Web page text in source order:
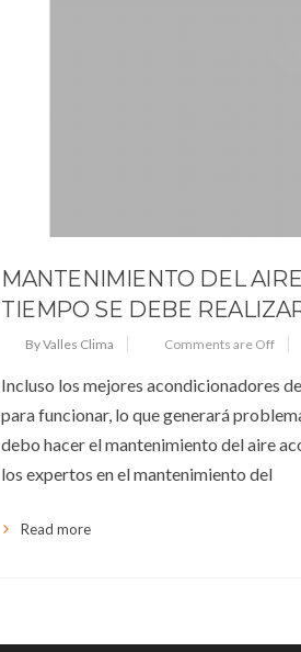
MANTENIMIENTO DEL
TIEMPO SE DEBE
By Valles Clima Comments are Off
Incluso los mejores acondicionadores
para funcionar, lo que generará
debo hacer el mantenimiento del aire
los expertos en el mantenimiento del
Read more